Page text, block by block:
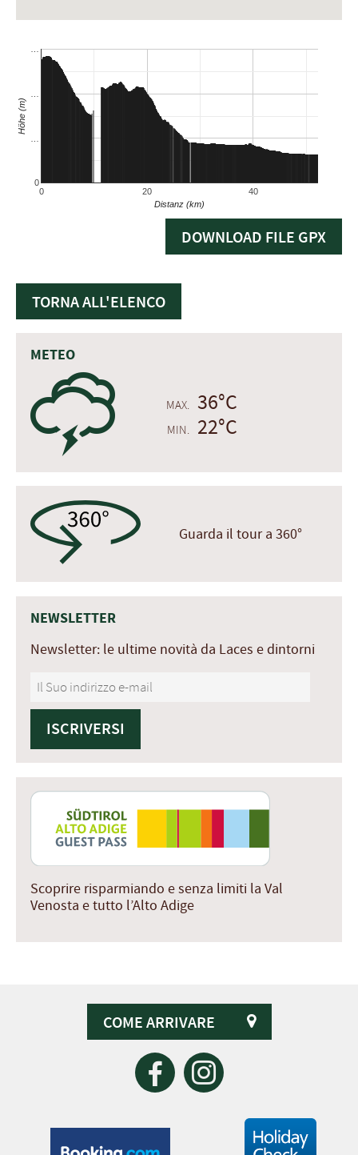
DOWNLOAD FILE GPX
TORNA ALL'ELENCO
METEO
0 MAX. 36°C
MIN. 22°C
Guarda il tour a 360°
NEWSLETTER
Newsletter: le ultime novità da Laces e dintorni
Scoprire risparmiando e senza limiti la Val
Venosta e tutto l’Alto Adige
COME ARRIVARE